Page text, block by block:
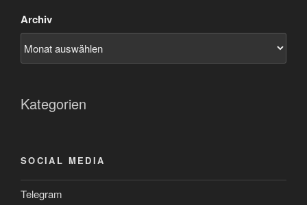
Archiv
Kategorien
SOCIAL MEDIA
Telegram